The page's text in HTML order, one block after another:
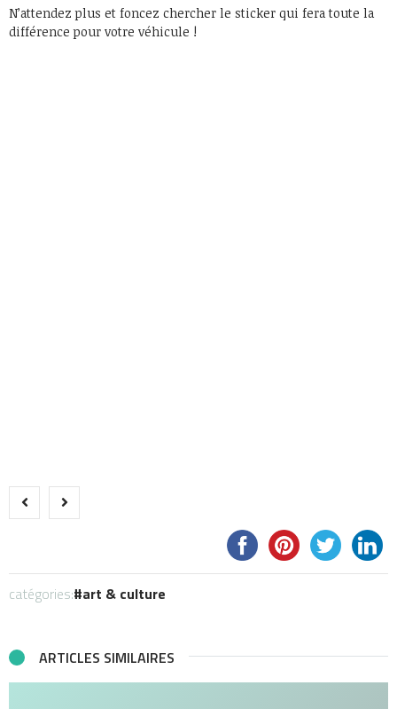
N’attendez plus et foncez chercher le sticker qui fera toute la
différence pour votre véhicule !
catégories: art & culture
ARTICLES SIMILAIRES